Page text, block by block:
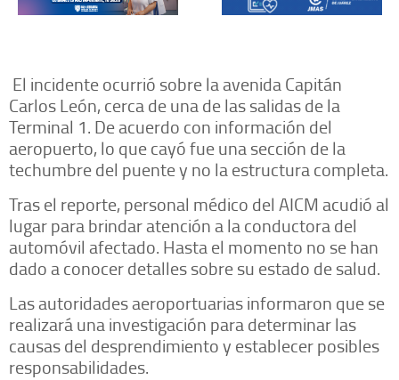
El incidente ocurrió sobre la avenida Capitán
Carlos León, cerca de una de las salidas de la
Terminal 1. De acuerdo con información del
aeropuerto, lo que cayó fue una sección de la
techumbre del puente y no la estructura completa.
Tras el reporte, personal médico del AICM acudió al
lugar para brindar atención a la conductora del
automóvil afectado. Hasta el momento no se han
dado a conocer detalles sobre su estado de salud.
Las autoridades aeroportuarias informaron que se
realizará una investigación para determinar las
causas del desprendimiento y establecer posibles
responsabilidades.